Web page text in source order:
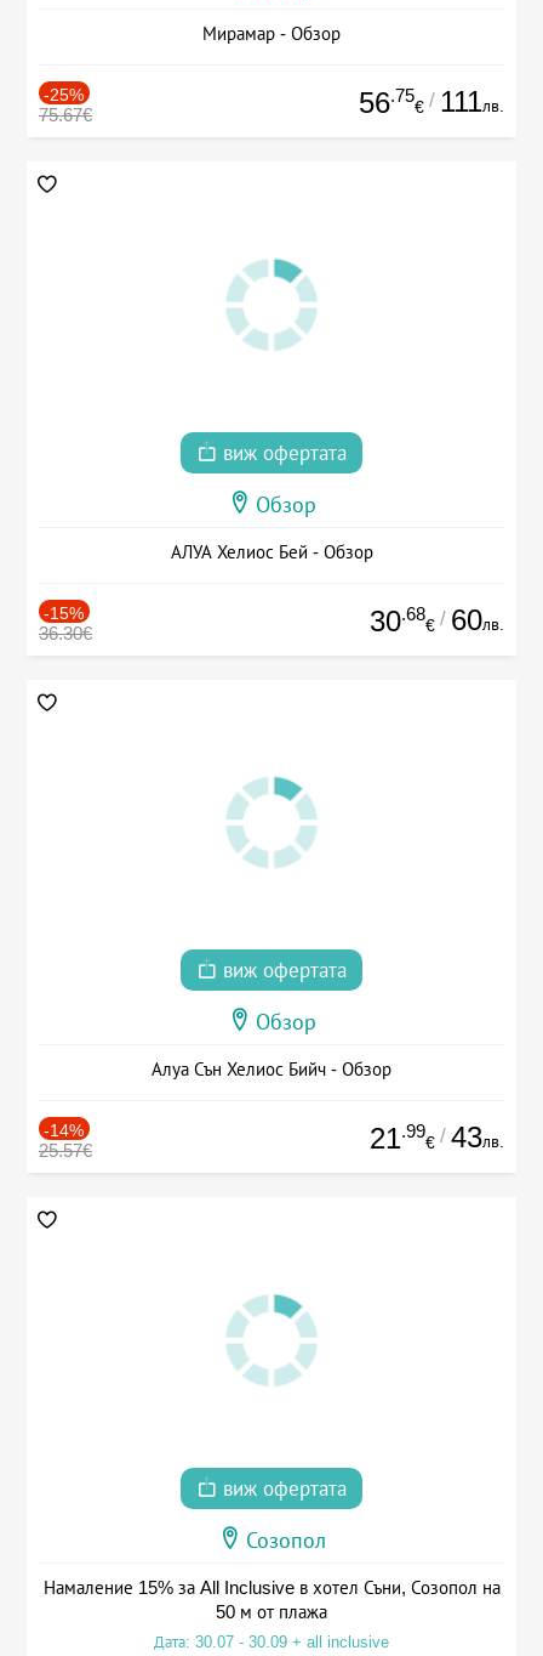
Мирамар - Обзор
-25%
75.67€ 56.75
€ / 111лв.
виж офертата
Обзор
АЛУА Хелиос Бей - Обзор
-15%
36.30€ 30.68
€ / 60лв.
виж офертата
Обзор
Алуа Сън Хелиос Бийч - Обзор
-14%
25.57€ 21.99
€ / 43лв.
виж офертата
Созопол
Намаление 15% за All Inclusive в хотел Съни, Созопол на
50 м от плажа
Дата: 30.07 - 30.09 + all inclusive